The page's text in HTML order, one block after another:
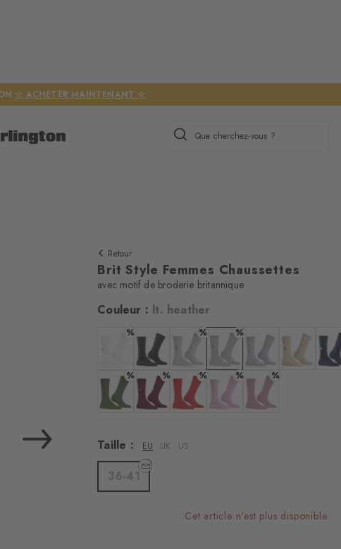
☆ ACHETER MAINTENANT ☆
Que cherchez-vous ?
Retour
Brit Style Femmes Chaussettes
avec motif de broderie britannique
Couleur : lt. heather
%
Couleur : white
Couleur : black
%
Couleur : arctic mel.
%
Couleur : lt. heather
Couleur : l. grey mel.
% % % % %
Taille :
EU UK US
36-41
Cet article n'est plus disponible.